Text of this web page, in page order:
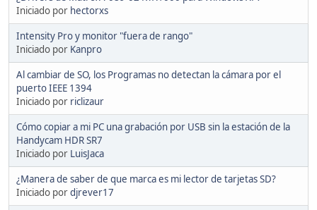
Iniciado por hectorxs
Intensity Pro y monitor "fuera de rango"
Iniciado por Kanpro
Al cambiar de SO, los Programas no detectan la cámara por el
puerto IEEE 1394
Iniciado por riclizaur
Cómo copiar a mi PC una grabación por USB sin la estación de la
Handycam HDR SR7
Iniciado por LuisJaca
¿Manera de saber de que marca es mi lector de tarjetas SD?
Iniciado pordjrever17